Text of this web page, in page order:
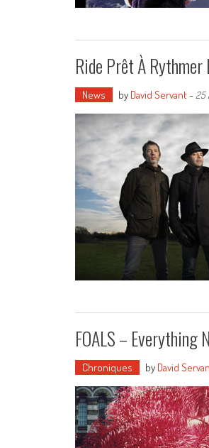
Ride Prêt À Rythmer
News by David Servant- 25
FOALS –
Chroniques by David